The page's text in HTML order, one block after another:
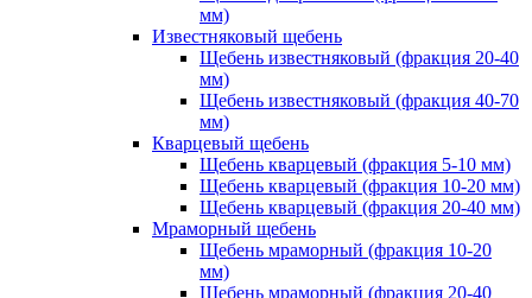
мм)
Известняковый щебень
Щебень известняковый (фракция 20-40
мм)
Щебень известняковый (фракция 40-70
мм)
Кварцевый щебень
Щебень кварцевый (фракция 5-10 мм)
Щебень кварцевый (фракция 10-20 мм)
Щебень кварцевый (фракция 20-40 мм)
Мраморный щебень
Щебень мраморный (фракция 10-20
мм)
Щебень мраморный (фракция 20-40